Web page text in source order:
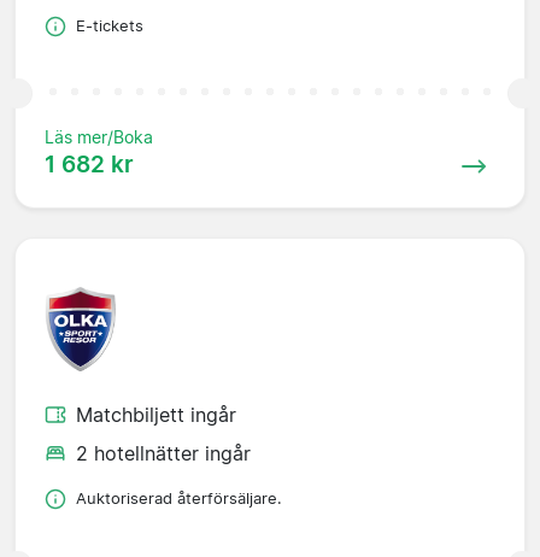
E-tickets
Läs mer/Boka
1 682 kr
Matchbiljett ingår
2 hotellnätter ingår
Auktoriserad återförsäljare.